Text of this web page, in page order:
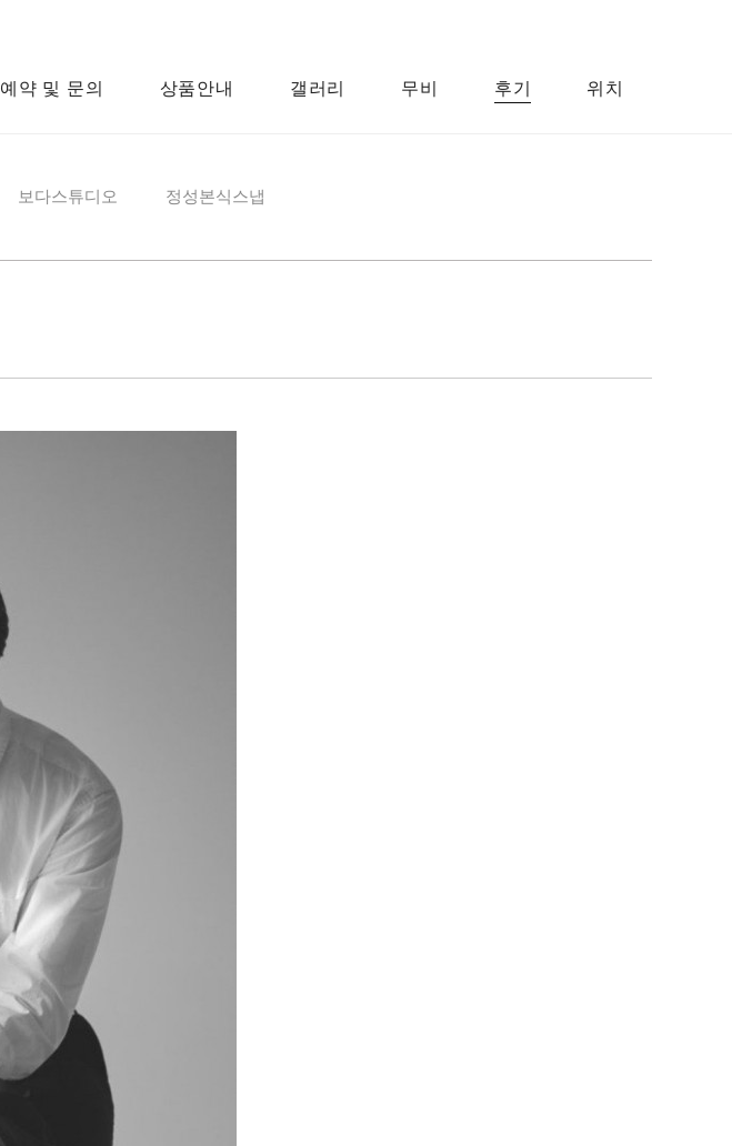
예약 및 문의 상품안내 갤러리 무비 후기 위치
보다스튜디오 정성본식스냅